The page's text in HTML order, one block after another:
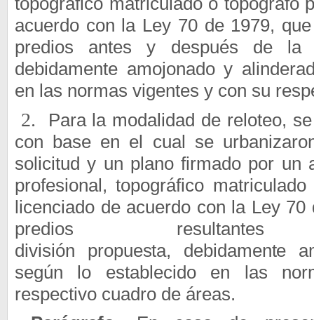
acuerdo con la Ley 70 de 1979,
predios antes y después de la
debidamente amojonado y
en las normas vigentes y con su
2.
Para la modalidad de reloteo,
con base en el cual se
solicitud y un plano firmado por un
profesional, topográfico
licenciado de acuerdo con la Ley
predios
división propuesta, debidamente
según lo establecido en las
respectivo cuadro de áreas.